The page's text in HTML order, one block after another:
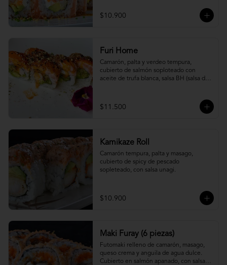
$10.900
Furi Home
Camarón, palta y verdeo tempura,
cubierto de salmón soploteado con
aceite de trufa blanca, salsa BH (salsa de
$11.500
Kamikaze Roll
Camarón tempura, palta y masago,
cubierto de spicy de pescado
sopleteado, con salsa unagi.
$10.900
Maki Furay (6 piezas)
Futomaki relleno de camarón, masago,
queso crema y anguila de agua dulce.
Cubierto en salmón apanado, con salsa